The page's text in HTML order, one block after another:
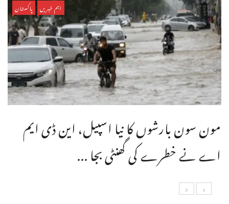
اہم خبریں پاکستان
مون سون بارشوں کا نیا اسپیل، این ڈی ایم
اے نے خطرے کی گھنٹی بجا ...